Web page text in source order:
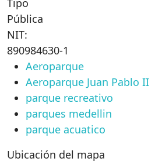
Tipo
Pública
NIT:
890984630-1
Aeroparque
Aeroparque Juan Pablo II
parque recreativo
parques medellin
parque acuatico
Ubicación del mapa